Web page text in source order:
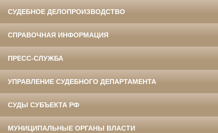
СУДЕБНОЕ ДЕЛОПРОИЗВОДСТВО
СПРАВОЧНАЯ ИНФОРМАЦИЯ
ПРЕСС-СЛУЖБА
УПРАВЛЕНИЕ СУДЕБНОГО ДЕПАРТАМЕНТА
СУДЫ СУБЪЕКТА РФ
МУНИЦИПАЛЬНЫЕ ОРГАНЫ ВЛАСТИ